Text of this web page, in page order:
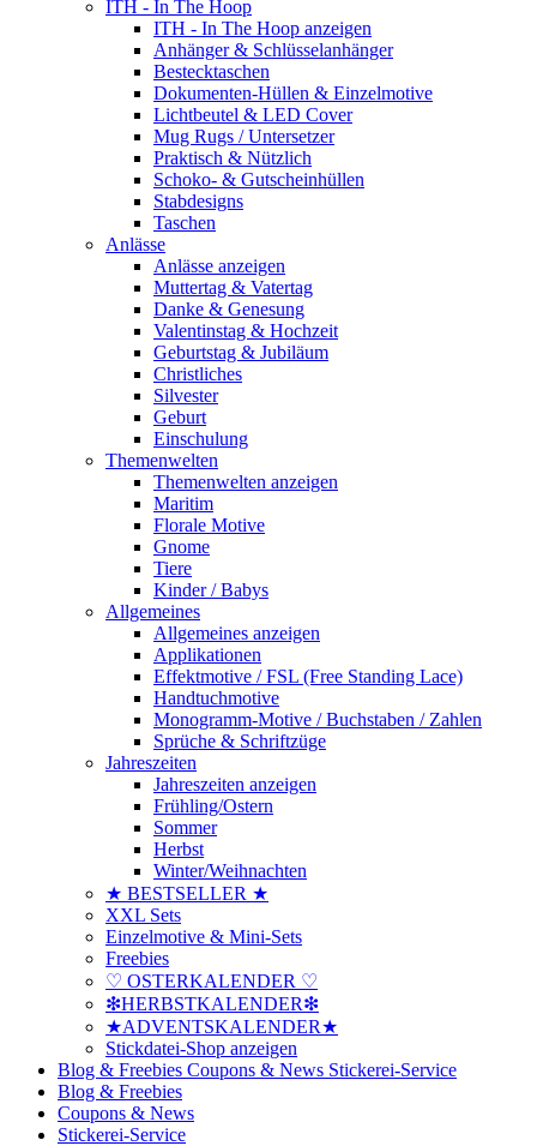
ITH - In The Hoop
ITH - In The Hoop anzeigen
Anhänger & Schlüsselanhänger
Bestecktaschen
Dokumenten-Hüllen & Einzelmotive
Lichtbeutel & LED Cover
Mug Rugs / Untersetzer
Praktisch & Nützlich
Schoko- & Gutscheinhüllen
Stabdesigns
Taschen
Anlässe
Anlässe anzeigen
Muttertag & Vatertag
Danke & Genesung
Valentinstag & Hochzeit
Geburtstag & Jubiläum
Christliches
Silvester
Geburt
Einschulung
Themenwelten
Themenwelten anzeigen
Maritim
Florale Motive
Gnome
Tiere
Kinder / Babys
Allgemeines
Allgemeines anzeigen
Applikationen
Effektmotive / FSL (Free Standing Lace)
Handtuchmotive
Monogramm-Motive / Buchstaben / Zahlen
Sprüche & Schriftzüge
Jahreszeiten
Jahreszeiten anzeigen
Frühling/Ostern
Sommer
Herbst
Winter/Weihnachten
★ BESTSELLER ★
XXL Sets
Einzelmotive & Mini-Sets
Freebies
♡ OSTERKALENDER ♡
❇HERBSTKALENDER❇
★ADVENTSKALENDER★
Stickdatei-Shop anzeigen
Blog & Freebies Coupons & News Stickerei-Service
Blog & Freebies
Coupons & News
Stickerei-Service